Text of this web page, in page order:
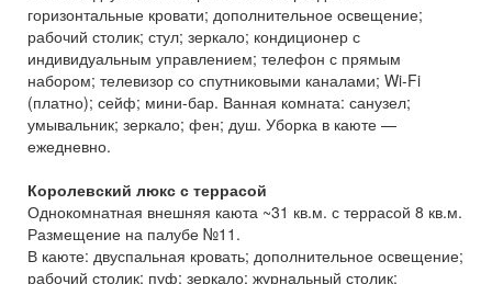
горизонтальные кровати; дополнительное освещение;
рабочий столик; стул; зеркало; кондиционер с
индивидуальным управлением; телефон с прямым
набором; телевизор со спутниковыми каналами; Wi-Fi
(платно); сейф; мини-бар. Ванная комната: санузел;
умывальник; зеркало; фен; душ. Уборка в каюте —
ежедневно.
Королевский люкс с террасой
Однокомнатная внешняя каюта ~31 кв.м. с террасой 8 кв.м.
Размещение на палубе №11.
В каюте: двуспальная кровать; дополнительное освещение;
рабочий столик; пуф; зеркало; журнальный столик;